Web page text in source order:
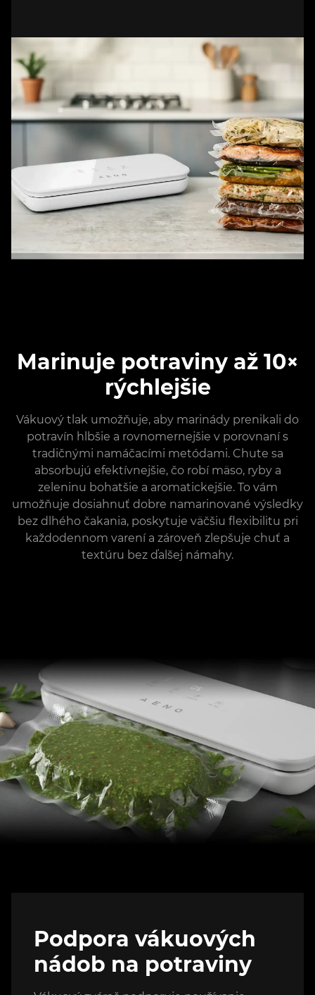
Marinuje potraviny až 10×
rýchlejšie
Vákuový tlak umožňuje, aby marinády prenikali do
potravín hlbšie a rovnomernejšie v porovnaní s
tradičnými namáčacími metódami. Chute sa
absorbujú efektívnejšie, čo robí mäso, ryby a
zeleninu bohatšie a aromatickejšie. To vám
umožňuje dosiahnuť dobre namarinované výsledky
bez dlhého čakania, poskytuje väčšiu flexibilitu pri
každodennom varení a zároveň zlepšuje chuť a
textúru bez ďalšej námahy.
Podpora vákuových
nádob na potraviny